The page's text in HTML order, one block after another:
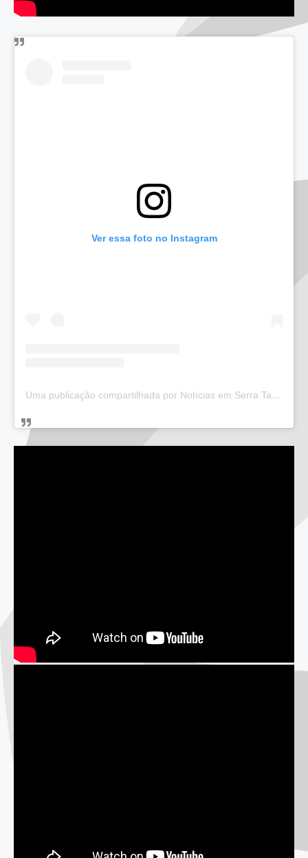
Ver essa foto no Instagram
Uma publicação compartilhada por Notícias em Serra Talhada (@bloglucianarego)